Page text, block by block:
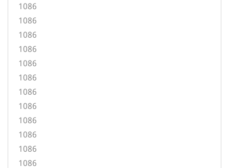
1086
1086
1086
1086
1086
1086
1086
1086
1086
1086
1086
1086